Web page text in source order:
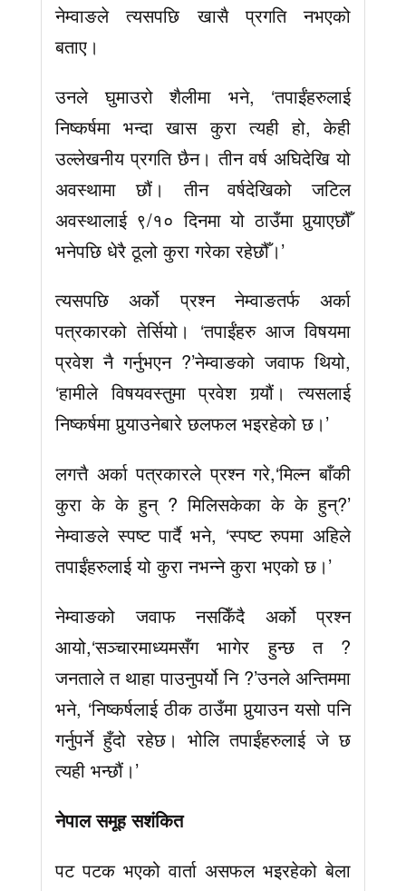
नेम्वाङले त्यसपछि खासै प्रगति नभएको
बताए।
उनले घुमाउरो शैलीमा भने, ‘तपाईंहरुलाई
निष्कर्षमा भन्दा खास कुरा त्यही हो, केही
उल्लेखनीय प्रगति छैन। तीन वर्ष अघिदेखि यो
अवस्थामा छौं। तीन वर्षदेखिको जटिल
अवस्थालाई ९/१० दिनमा यो ठाउँमा पुर्‍याएछौँ
भनेपछि धेरै ठूलो कुरा गरेका रहेछौँ।’
त्यसपछि अर्को प्रश्न नेम्वाङतर्फ अर्का
पत्रकारको तेर्सियो। ‘तपाईंहरु आज विषयमा
प्रवेश नै गर्नुभएन ?’नेम्वाङको जवाफ थियो,
‘हामीले विषयवस्तुमा प्रवेश गर्‍यौं। त्यसलाई
निष्कर्षमा पुर्‍याउनेबारे छलफल भइरहेको छ।’
लगत्तै अर्का पत्रकारले प्रश्न गरे,‘मिल्न बाँकी
कुरा के के हुन् ? मिलिसकेका के के हुन्?’
नेम्वाङले स्पष्ट पार्दै भने, ‘स्पष्ट रुपमा अहिले
तपाईंहरुलाई यो कुरा नभन्ने कुरा भएको छ।’
नेम्वाङको जवाफ नसकिँदै अर्को प्रश्न
आयो,‘सञ्चारमाध्यमसँग भागेर हुन्छ त ?
जनताले त थाहा पाउनुपर्यो नि ?’उनले अन्तिममा
भने, ‘निष्कर्षलाई ठीक ठाउँमा पुर्‍याउन यसो पनि
गर्नुपर्ने हुँदो रहेछ। भोलि तपाईंहरुलाई जे छ
त्यही भन्छौं।’
नेपाल समूह सशंकित
पट पटक भएको वार्ता असफल भइरहेको बेला